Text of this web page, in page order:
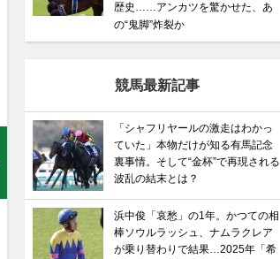
歴史……アンカツを驚かせた、あ
の“鬼脚”炸裂か
競馬最新記事
「シャフリヤールの激走はわかっ
ていた」本物だけが知る有馬記念
裏事情。そして“金杯”で再現される
波乱の結末とは？
浜中俊「哀愁」の1年。かつての相
棒ソウルラッシュ、ナムラクレア
が乗り替わりで結果…2025年「希